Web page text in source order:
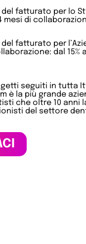
del fatturato per lo
mesi di
fatturato per
dal 15%
seguiti in tutta
è la più grande
che oltre 10 anni
del settore